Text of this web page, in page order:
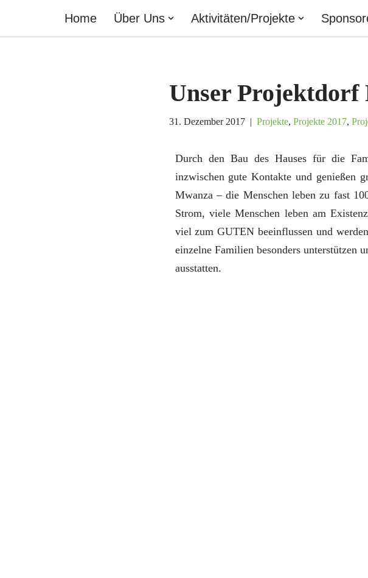
Zum
Home Über Uns Aktivitäten/Projekte
Unser Projektdorf
31. Dezember 2017 Projekte, Projekte 2017,
Durch den Bau des Hauses für die
inzwischen gute Kontakte und genießen
Mwanza – die Menschen leben zu fast
Strom, viele Menschen leben am
viel zum GUTEN beeinflussen und
einzelne Familien besonders unterstützen
ausstatten.